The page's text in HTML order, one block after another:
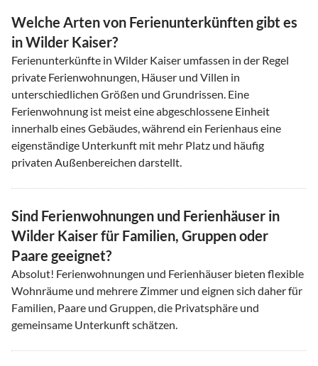
Welche Arten von Ferienunterkünften gibt es
in Wilder Kaiser?
Ferienunterkünfte in Wilder Kaiser umfassen in der Regel
private Ferienwohnungen, Häuser und Villen in
unterschiedlichen Größen und Grundrissen. Eine
Ferienwohnung ist meist eine abgeschlossene Einheit
innerhalb eines Gebäudes, während ein Ferienhaus eine
eigenständige Unterkunft mit mehr Platz und häufig
privaten Außenbereichen darstellt.
Sind Ferienwohnungen und Ferienhäuser in
Wilder Kaiser für Familien, Gruppen oder
Paare geeignet?
Absolut! Ferienwohnungen und Ferienhäuser bieten flexible
Wohnräume und mehrere Zimmer und eignen sich daher für
Familien, Paare und Gruppen, die Privatsphäre und
gemeinsame Unterkunft schätzen.